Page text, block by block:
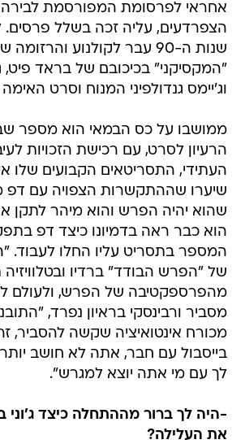
אחראי לפרסומת המפורסמת לבירה
הצפרדעים, עליה זכה בשלל
שנות ה-90 עבר לקולנוע
"המקסיקני" בכיכובם של בראד פיט,
וג'יימס גנדולפיני המנוח וסרט
ממושבו על כס הבמאי הוא מספר
הרעיון לסרט, עם רכישת הזכויות
העתידי, התסריטאים הקבועים שלו
שיערו שההתקשרות הצפויה עם
שהוא יהיה הפרש והוא מיהר לתקן
הוא כבר ראה בדמיונו כיצד דפ
המספר בתסריט עליו החלו לעבוד.
של "הפרש הבודד" ברדיו
מהפרספקטיבה של הפרש, ולעולם
מסביר ורבינסקי בראיון נפרד,
מכורח אינטואיציה שקשה להסביר,
בייסבול עם חבר, אתה לא חושב יותר
לך עם מי אתה יוצא למגרש".
-היה לך ברור מההתחלה כיצד ג'וני
את העלילה?